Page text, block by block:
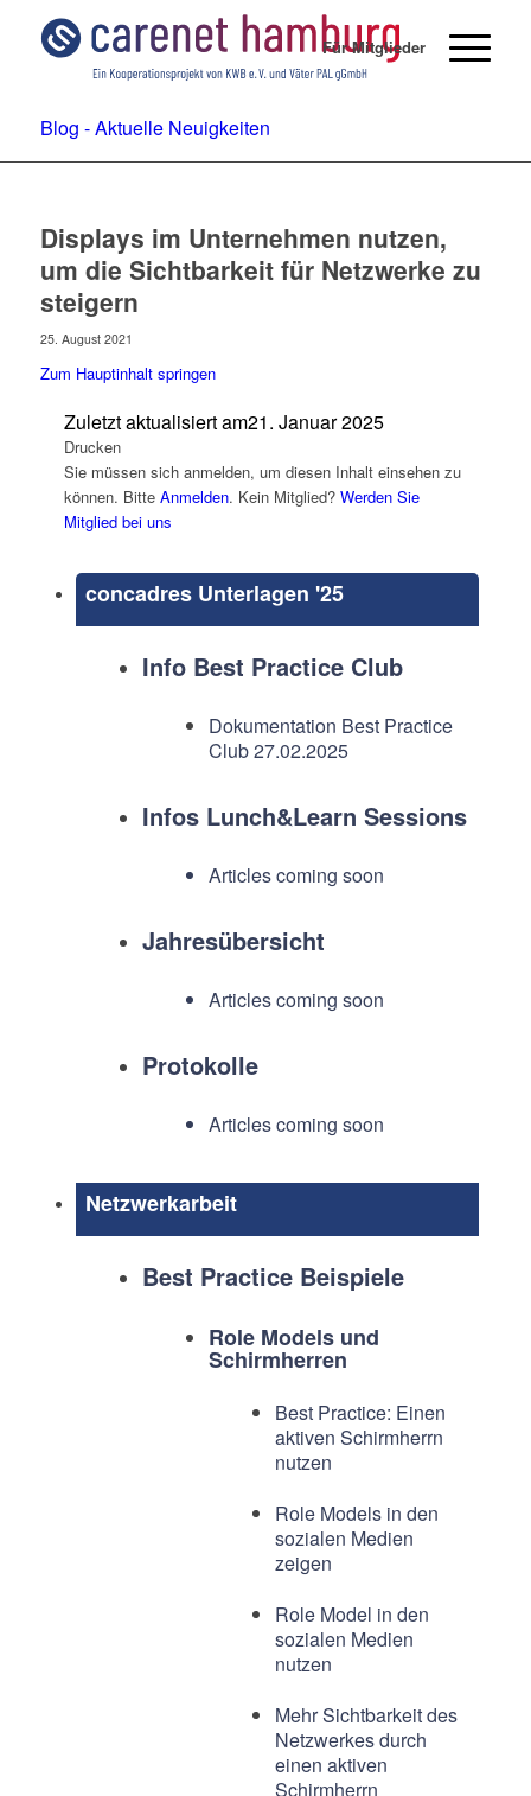
Für Mitglieder
Blog - Aktuelle Neuigkeiten
Displays im Unternehmen nutzen,
um die Sichtbarkeit für Netzwerke zu
steigern
25. August 2021
Zum Hauptinhalt springen
concadres Unterlagen '25
Info Best Practice Club
Dokumentation Best Practice
Club 27.02.2025
Infos Lunch&Learn Sessions
Articles coming soon
Jahresübersicht
Articles coming soon
Protokolle
Articles coming soon
Netzwerkarbeit
Best Practice Beispiele
Role Models und
Schirmherren
Best Practice: Einen
aktiven Schirmherrn
nutzen
Role Models in den
sozialen Medien
zeigen
Role Model in den
sozialen Medien
nutzen
Mehr Sichtbarkeit des
Netzwerkes durch
einen aktiven
Schirmherrn
Zuletzt aktualisiert am21. Januar 2025
Drucken
Sie müssen sich anmelden, um diesen Inhalt einsehen zu
können. Bitte Anmelden. Kein Mitglied? Werden Sie
Mitglied bei uns